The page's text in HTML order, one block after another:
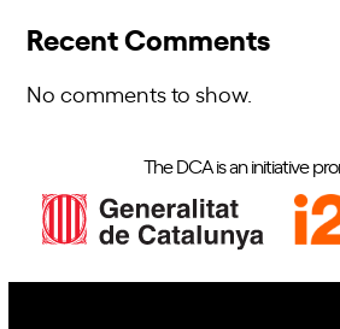
Recent Comments
No comments to show.
The DCA is an initiative